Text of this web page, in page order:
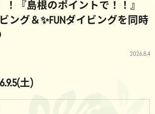
！『島根のポイントで！！』
ング＆✨FUNダイビングを同時
2026.8.4
土)